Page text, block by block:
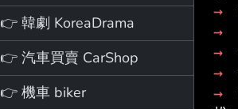
👉 韓劇 KoreaDrama
👉 汽車買賣 CarShop
👉 機車 biker
→
→
→
→
→